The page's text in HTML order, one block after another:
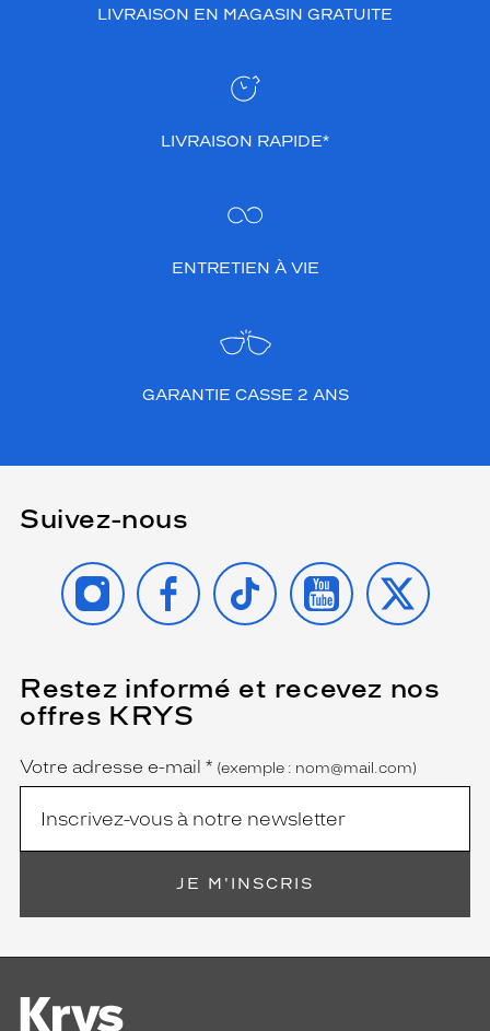
LIVRAISON EN MAGASIN GRATUITE
LIVRAISON RAPIDE*
ENTRETIEN À VIE
GARANTIE CASSE 2 ANS
Suivez-nous
INSTAGRAMFACEBOOK
TIKTOK YOUTUBE
X
Restez informé et recevez nos
offres KRYS
Name
Votre adresse e-mail *
(Ce
champ
est
obligatoire)
(exemple : nom@mail.com)
JE M'INSCRIS